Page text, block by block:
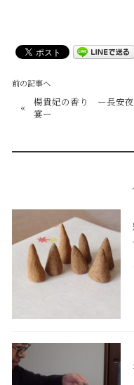
前の記事へ
«
楊貴妃の香り ー長安
宴ー